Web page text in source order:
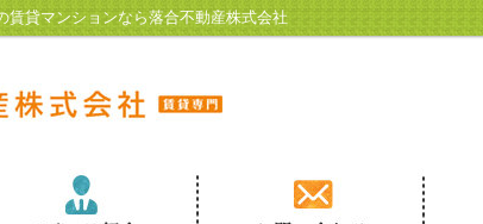
賃貸マンションなら落合不動産株式会社